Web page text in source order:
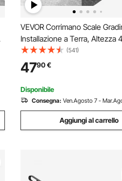
VEVOR Corrimano Scale
Installazione a Terra, Altezza
Ringhiera in Ferro Battuto
da 2 Gradini, Corrimano di
in Corridoio Giardino Balcone
(541)
4790€
Disponibile
Consegna: Ven.Agosto 7 -
Aggiungi al carrello